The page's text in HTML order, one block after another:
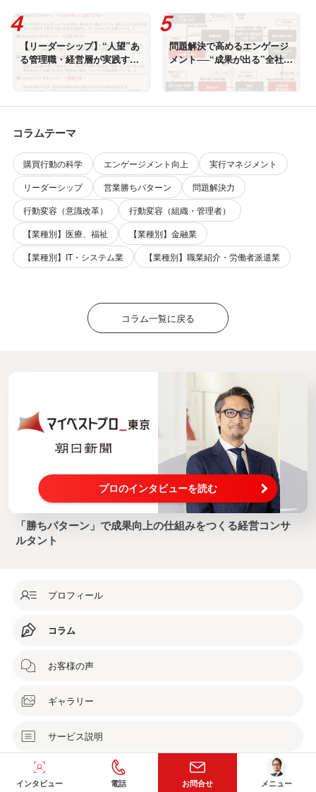
【リーダーシップ】“人望”あ
る管理職・経営層が実践する
リーダーシップの4Eとは？
問題解決で高めるエンゲージ
メント──“成果が出る”全社取
組型の課題解決手法とは？
[問題解決力①]
コラムテーマ
購買行動の科学 エンゲージメント向上
実行マネジメント
リーダーシップ
営業勝ちパターン
問題解決力
行動変容（意識改革）
行動変容（組織・管理者）
【業種別】医療、福祉
【業種別】金融業
【業種別】IT・システム業
【業種別】職業紹介・労働者派遣業
コラム一覧に戻る
プロのインタビューを読む
「勝ちパターン」で成果向上の仕組みをつくる経営コンサ
ルタント
プロフィール
コラム
お客様の声
ギャラリー
サービス説明
インタビュー 電話 お問合せ メニュー